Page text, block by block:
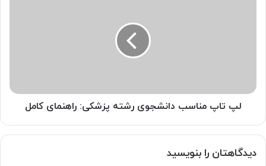
لپ تاپ مناسب دانشجوی رشته پزشکی: راهنمای کامل
دیدگاهتان را بنویسید